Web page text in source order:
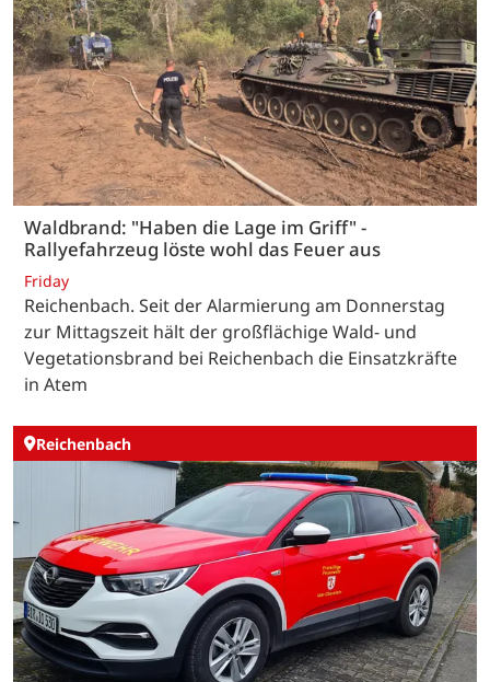
Waldbrand: "Haben die Lage im Griff" -
Rallyefahrzeug löste wohl das Feuer aus
Friday
Reichenbach. Seit der Alarmierung am Donnerstag
zur Mittagszeit hält der großflächige Wald- und
Vegetationsbrand bei Reichenbach die Einsatzkräfte
in Atem
Reichenbach